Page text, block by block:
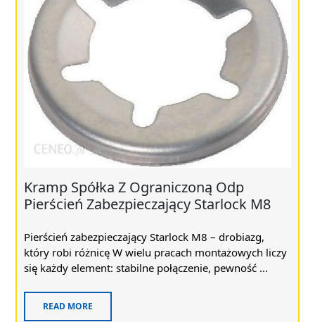
Kramp Spółka Z Ograniczoną Odp
Pierścień Zabezpieczający Starlock M8
Pierścień zabezpieczający Starlock M8 – drobiazg,
który robi różnicę W wielu pracach montażowych liczy
się każdy element: stabilne połączenie, pewność ...
READ MORE